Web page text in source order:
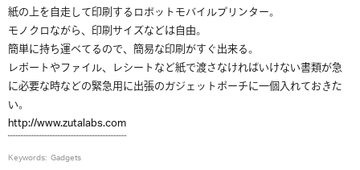
紙の上を自走して印刷するロボットモバイルプリンター。
モノクロながら、印刷サイズなどは自由。
簡単に持ち運べてるので、簡易な印刷がすぐ出来る。
レポートやファイル、レシートなど紙で渡さなければいけない書類が急
に必要な時などの緊急用に出張のガジェットポーチに一個入れておきた
い。
http://www.zutalabs.com
Keywords: Gadgets